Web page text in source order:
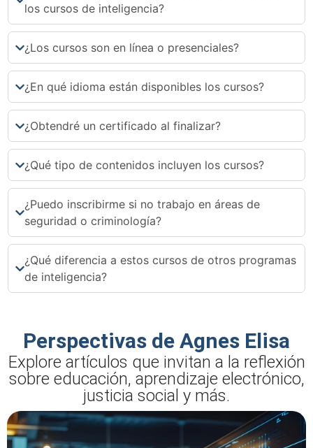
los cursos de inteligencia?
¿Los cursos son en línea o presenciales?
¿En qué idioma están disponibles los cursos?
¿Obtendré un certificado al finalizar?
¿Qué tipo de contenidos incluyen los cursos?
¿Puedo inscribirme si no trabajo en áreas de
seguridad o criminología?
¿Qué diferencia a estos cursos de otros programas
de inteligencia?
Perspectivas de Agnes Elisa
Explore artículos que invitan a la reflexión
sobre educación, aprendizaje electrónico,
justicia social y más.